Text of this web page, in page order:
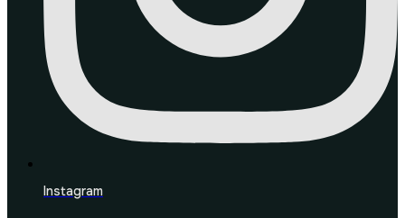
Instagram